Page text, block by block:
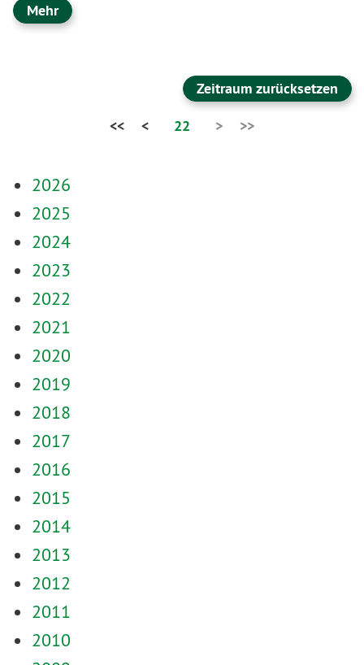
Mehr
Zeitraum zurücksetzen
<<
< 22 > >>
2026
2025
2024
2023
2022
2021
2020
2019
2018
2017
2016
2015
2014
2013
2012
2011
2010